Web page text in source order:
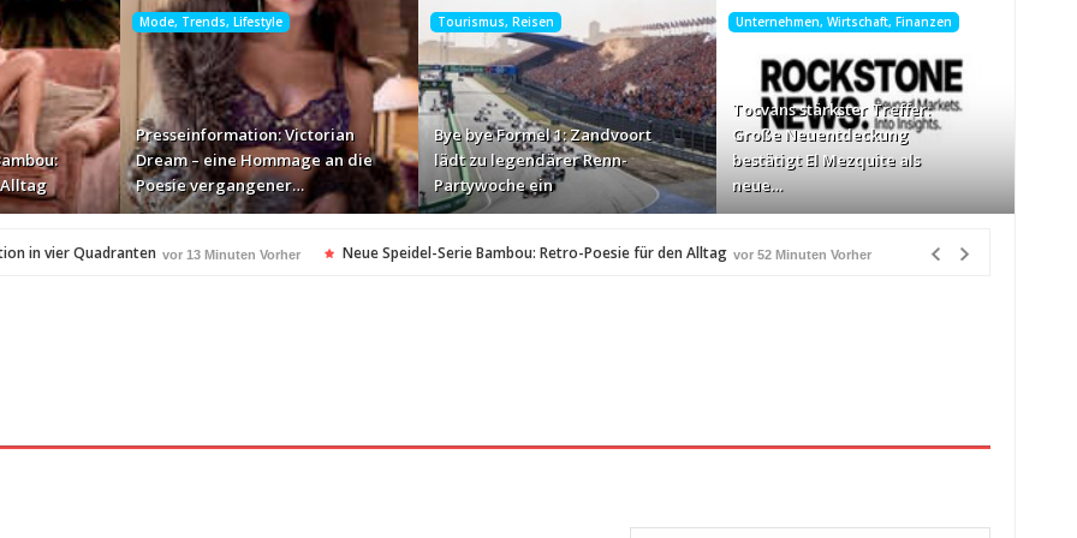
Mode, Trends, Lifestyle
Presseinformation: Victorian
Dream – eine Hommage an die
Poesie vergangener…
Tourismus, Reisen
Bye bye Formel 1: Zandvoort
lädt zu legendärer Renn-
Partywoche ein
Unternehmen, Wirtschaft, Finanzen
Tocvans stärkster Treffer:
Große Neuentdeckung
bestätigt El Mezquite als
neue…
in vier Quadranten vor 13 Minuten Vorher Neue Speidel-Serie Bambou: Retro-Poesie für den Alltag vor 52 Minuten Vorher
der Gesprächsdaten…
für…